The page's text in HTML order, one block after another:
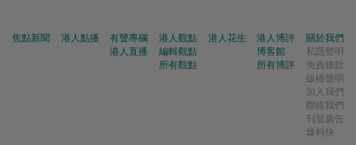
焦點新聞 港人點播
有聲專欄
港人直播
港人觀點
編輯觀點
所有觀點
港人花生
港人博評
博客館
所有博評
關於我們
私隱聲明
免責條款
版權聲明
加入我們
聯絡我們
刊登廣告
爆料快